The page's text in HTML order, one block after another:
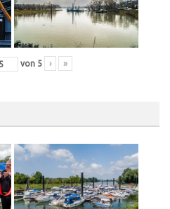
von 5 › »